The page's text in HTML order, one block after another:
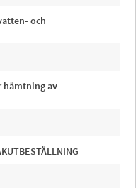
och
hämtning av